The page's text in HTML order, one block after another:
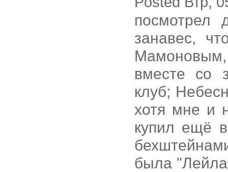
посмотрел
занавес,
вместе со
клуб;
хотя мне и
купил ещё
была